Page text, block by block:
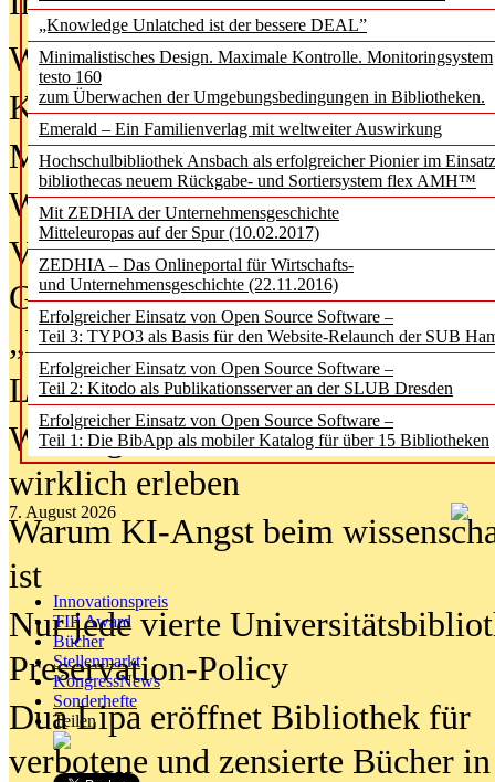
„Knowledge Unlatched ist der bessere DEAL”
Minimalistisches Design. Maximale Kontrolle. Monitoringsystem
testo 160
zum Überwachen der Umgebungsbedingungen in Bibliotheken.
Emerald – Ein Familienverlag mit weltweiter Auswirkung
Hochschulbibliothek Ansbach als erfolgreicher Pionier im
bibliothecas neuem Rückgabe- und Sortiersystem flex AMH™
Mit ZEDHIA der Unternehmensgeschichte
Mitteleuropas auf der Spur (10.02.2017)
ZEDHIA – Das Onlineportal für Wirtschafts-
und Unternehmensgeschichte (22.11.2016)
Erfolgreicher Einsatz von Open Source Software –
Teil 3: TYPO3 als Basis für den Website-Relaunch der SUB
Erfolgreicher Einsatz von Open Source Software –
Teil 2: Kitodo als Publikationsserver an der SLUB Dresden
Erfolgreicher Einsatz von Open Source Software –
Teil 1: Die BibApp als mobiler Katalog für über 15 Bibliotheken
7. August 2026
Innovationspreis
TIP Award
Bücher
Stellenmarkt
KongressNews
Sonderhefte
Teilen
Was Hochschul­bibliotheken von
Kinder in der digitalen Welt
Metadaten als Infrastruktur
Wenn Bots katalogisieren
Von Abschlusskleidern bis
Geisterjagd-Ausrüstung in der
„Library of Things“ unterwegs
Lesen als Infrastrukturaufgabe
Wie Jugendliche Social Media
wirklich erleben
Warum KI-Angst beim
ist
Nur jede vierte
Preservation-Policy
Dua Lipa eröffnet Bibliothek für
verbotene und zensierte Bücher